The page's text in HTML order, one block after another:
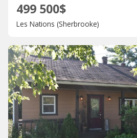
499 500$
Les Nations (Sherbrooke)